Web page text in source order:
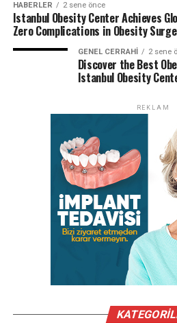
HABERLER 2 sene önce
Istanbul Obesity Center Achieves
Zero Complications in Obesity
GENEL CERRAHI 2 sene
Discover the Best
Istanbul Obesity
REKLAM